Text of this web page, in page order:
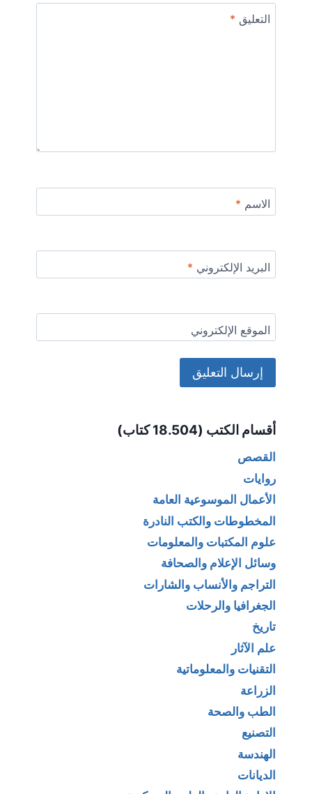
التعليق *
الاسم *
البريد الإلكتروني *
الموقع الإلكتروني
أقسام الكتب (18.504 كتاب)
القصص
روايات
الأعمال الموسوعية العامة
المخطوطات والكتب النادرة
علوم المكتبات والمعلومات
وسائل الإعلام والصحافة
التراجم والأنساب والشارات
الجغرافيا والرحلات
تاريخ
علم الآثار
التقنيات والمعلوماتية
الزراعة
الطب والصحة
التصنيع
الهندسة
الديانات